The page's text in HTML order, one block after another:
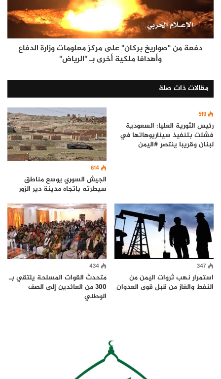
دفعة من "صواريخ بركان" على مركز معلومات وزارة الدفاع
وأهدافا ملكية أخرى بـ "الرياض"
مقالات ذات صلة
519
رئيس الثورية العليا: السعودية
فشلت بتنفيذ سيناريوهاتها في
لبنان وقريبا ينتصر #اليمن
614
الجيش السوري يوسع مناطق
سيطرته باتجاه مدينة دير الزور
347
استمرار نهب ثروات اليمن من
النفط والغاز من قبل قوى العدوان
434
متحدث القوات المسلحة يلتقي بـ
300 من العائدين إلى الصف
الوطني